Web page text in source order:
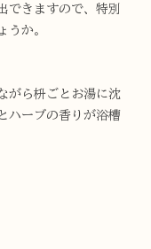
できますので、特別
うか。
がら枡ごとお湯に沈
ハーブの香りが浴槽